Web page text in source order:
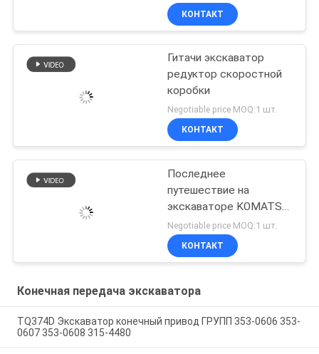
КОНТАКТ
Гитачи экскаватор
редуктор скоростной
коробки
Negotiable price MOQ:1 шт.
КОНТАКТ
Последнее
путешествие на
экскаваторе KOMATSU
WA100-5
Negotiable price MOQ:1 шт.
КОНТАКТ
Конечная передача экскаватора
TQ374D Экскаватор конечный привод ГРУПП 353-0606 353-
0607 353-0608 315-4480